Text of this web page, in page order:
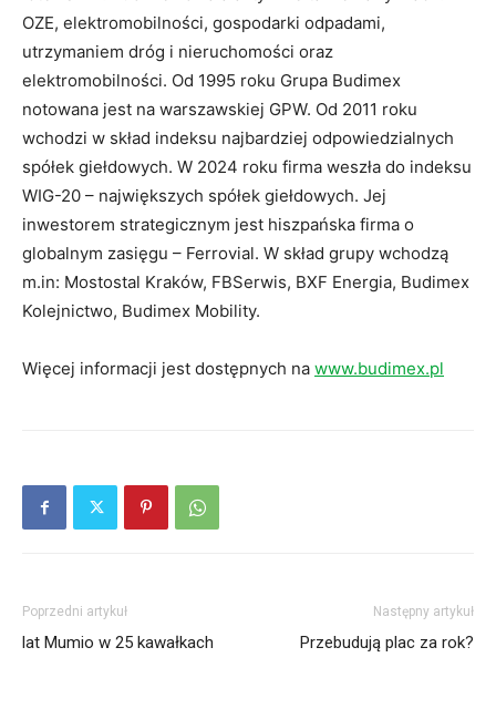
OZE, elektromobilności, gospodarki odpadami,
utrzymaniem dróg i nieruchomości oraz
elektromobilności. Od 1995 roku Grupa Budimex
notowana jest na warszawskiej GPW. Od 2011 roku
wchodzi w skład indeksu najbardziej odpowiedzialnych
spółek giełdowych. W 2024 roku firma weszła do indeksu
WIG-20 – największych spółek giełdowych. Jej
inwestorem strategicznym jest hiszpańska firma o
globalnym zasięgu – Ferrovial. W skład grupy wchodzą
m.in: Mostostal Kraków, FBSerwis, BXF Energia, Budimex
Kolejnictwo, Budimex Mobility.
Więcej informacji jest dostępnych na www.budimex.pl
Poprzedni artykuł
lat Mumio w 25 kawałkach
Następny artykuł
Przebudują plac za rok?